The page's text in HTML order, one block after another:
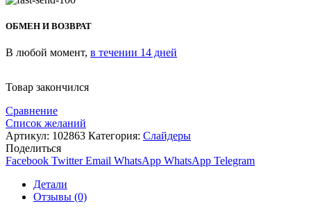
ОБМЕН И ВОЗВРАТ
В любой момент, в течении 14 дней
Товар закончился
Сравнение
Список желаний
Артикул: 102863 Категория: Слайдеры
Поделиться
Facebook Twitter Email WhatsApp WhatsApp Telegram
Детали
Отзывы (0)